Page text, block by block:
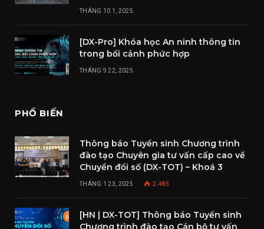
THÁNG 10 1, 2025
[DX-Pro] Khóa học An ninh thông tin
trong bối cảnh phức hợp
THÁNG 9 22, 2025
PHỔ BIẾN
Thông báo Tuyển sinh Chương trình
đào tạo Chuyên gia tư vấn cấp cao về
Chuyển đổi số (DX-TOT) – Khoá 3
THÁNG 1 23, 2025 2.485
[HN | DX-TOT] Thông báo Tuyển sinh
Chương trình đào tạo Cán bộ tư vấn